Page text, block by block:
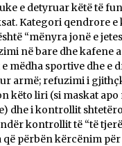
e detyruar këtë të
Kategori qendrore e
“mënyra jonë e
në bare dhe kafene
mëdha sportive dhe e
armë; refuzimi i
këto liri (si maskat apo
dhe i kontrollit
kontrollit të “të
që përbën kërcënim